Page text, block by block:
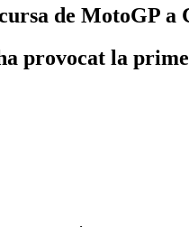
de MotoGP a
provocat la